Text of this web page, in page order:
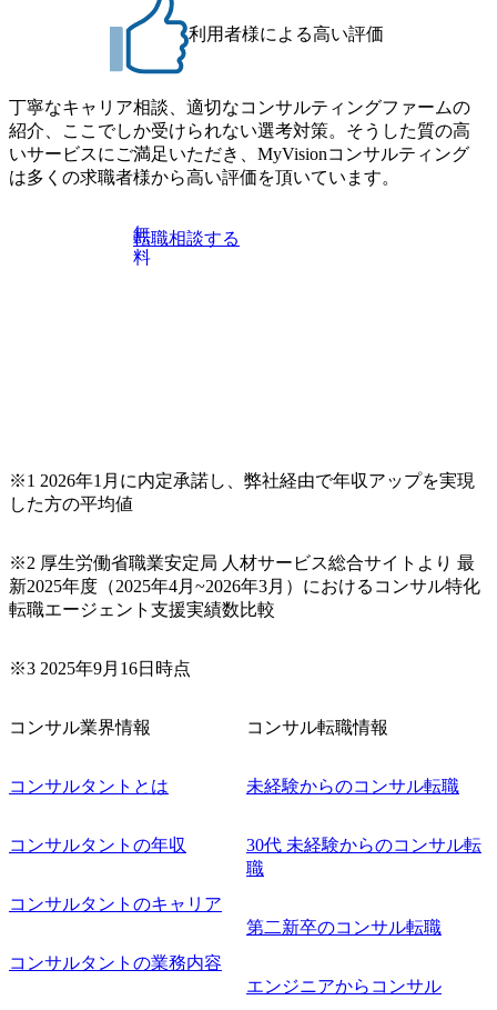
利用者様による高い評価
丁寧なキャリア相談、適切なコンサルティングファームの
紹介、ここでしか受けられない選考対策。そうした質の高
いサービスにご満足いただき、MyVisionコンサルティング
は多くの求職者様から高い評価を頂いています。
無
料
転職相談する
※1 2026年1月に内定承諾し、弊社経由で年収アップを実現
した方の平均値
※2 厚生労働省職業安定局 人材サービス総合サイトより 最
新2025年度（2025年4月~2026年3月）におけるコンサル特化
転職エージェント支援実績数比較
※3 2025年9月16日時点
コンサル業界情報
コンサルタントとは
コンサルタントの年収
コンサルタントのキャリア
コンサルタントの業務内容
コンサル転職情報
未経験からのコンサル転職
30代 未経験からのコンサル転
職
第二新卒のコンサル転職
エンジニアからコンサル